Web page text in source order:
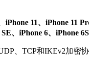
11、iPhone 11
、iPhone 6、iPhone
、TCP和IKEv2加密